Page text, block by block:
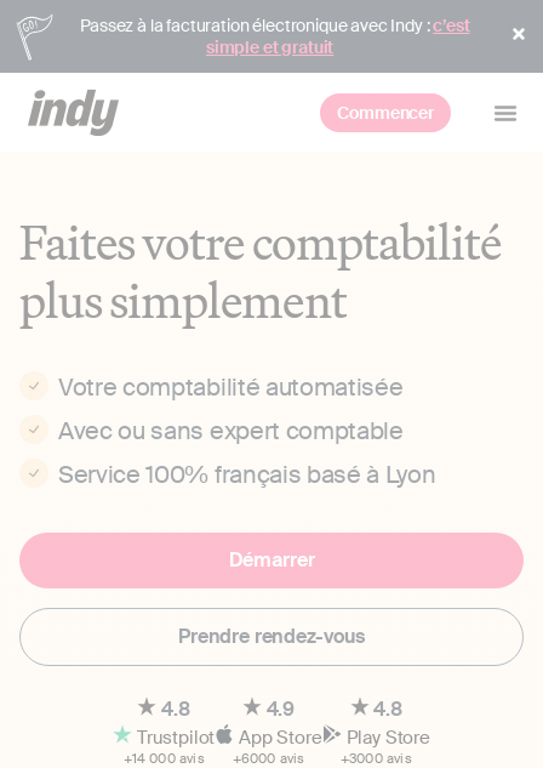
Passez à la facturation électronique avec Indy :c’est
simple et gratuit
Commencer
Faites votre comptabilité
plus simplement
Votre comptabilité automatisée
Avec ou sans expert comptable
Service 100% français basé à Lyon
Démarrer
Prendre rendez-vous
4.8
Trustpilot
+14 000 avis
4.9
App Store
+6000 avis
4.8
Play Store
+3000 avis